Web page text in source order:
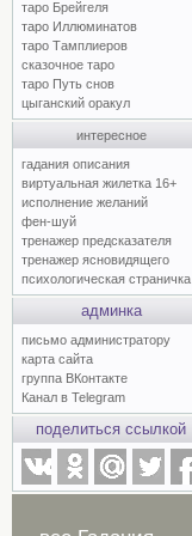
таро Брейгеля
таро Иллюминатов
таро Тамплиеров
сказочное таро
таро Путь снов
цыганский оракул
интересное
гадания описания
виртуальная жилетка 16+
исполнение желаний
фен-шуй
тренажер предсказателя
тренажер ясновидящего
психологическая страничка
админка
письмо администратору
карта сайта
группа ВКонтакте
Канал в Telegram
поделиться ссылкой